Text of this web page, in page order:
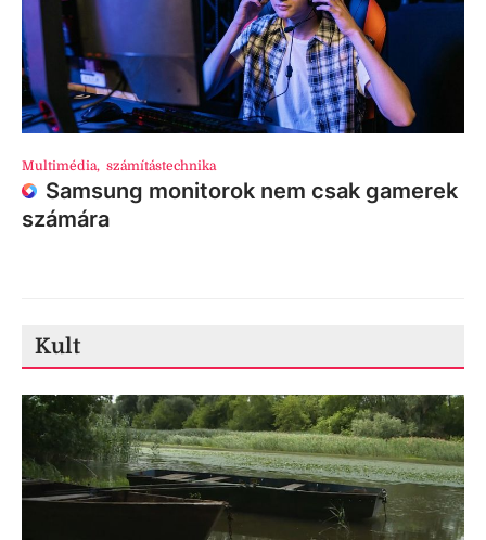
Multimédia, számítástechnika
Samsung monitorok nem csak gamerek
számára
Kult